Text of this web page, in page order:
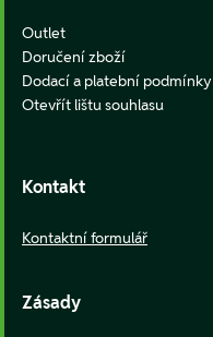
Outlet
Doručení zboží
Dodací a platební podmínky
Otevřít lištu souhlasu
Kontakt
Kontaktní formulář
Zásady